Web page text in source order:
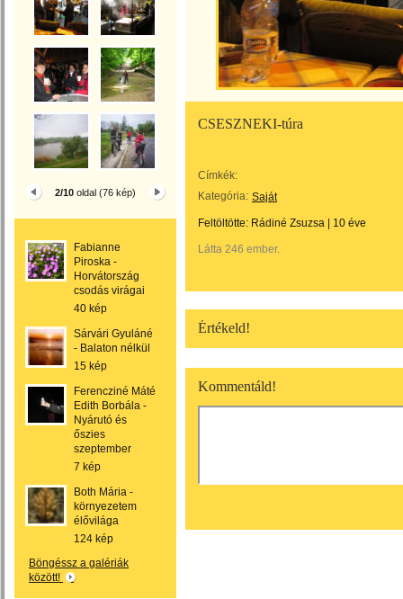
2/10 oldal (76 kép)
Fabianne
Piroska -
Horvátország
csodás virágai
40 kép
Sárvári Gyuláné
- Balaton nélkül
15 kép
Ferencziné Máté
Edith Borbála -
Nyárutó és
őszies
szeptember
7 kép
Both Mária -
környezetem
élővilága
124 kép
Böngéssz a galériák
között!
CSESZNEKI-túra
Címkék:
Kategória: Saját
Feltöltötte: Rádiné Zsuzsa 10 éve
Látta 246 ember.
Értékeld!
Kommentáld!